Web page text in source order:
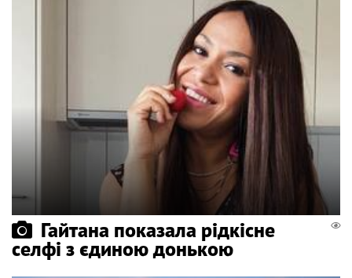
Гайтана показала рідкісне
селфі з єдиною донькою